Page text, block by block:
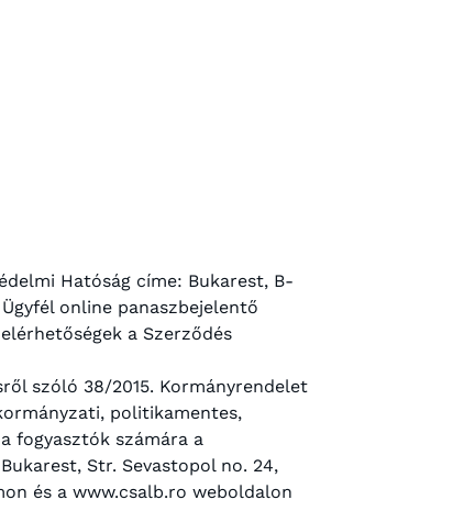
Hatóság címe: Bukarest, B-
online panaszbejelentő
a Szerződés
szóló 38/2015. Kormányrendelet
politikamentes,
fogyasztók számára a
Str. Sevastopol no. 24,
és a www.csalb.ro weboldalon